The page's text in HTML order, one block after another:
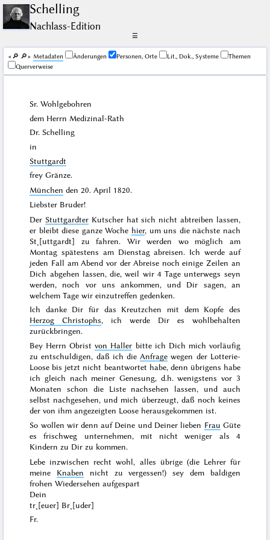
Schelling
Nachlass-Edition
☰
🔎︎ 🔎︎ Me­ta­da­ten Änderungen Personen, Orte Lit., Dok., Systeme
Themen
Querverweise
Sr. Wohlgebohren
dem Herrn Medizinal-Rath
Dr. Schelling
in
Stuttgardt
frey Gränze.
München den 20. April 1820.
Liebster Bruder!
Der Stuttgardter Kutscher hat sich nicht abtreiben lassen,
er bleibt diese ganze Woche hier, um uns die nächste nach
St˖[uttgardt] zu fahren. Wir werden wo möglich am
Montag spätestens am Dienstagabreisen. Ich werde auf
jeden Fall am Abend vor der Abreise noch einige Zeilen an
Dich abgehen lassen, die, weil wir 4 Tage unterwegs seyn
werden, noch vor uns ankommen, und Dir sagen, an
welchem Tage wir einzutreffen gedenken.
Ich danke Dir für das Kreutzchen mit dem Kopfe des
Herzog Christophs, ich werde Dir es wohlbehalten
zurückbringen.
Bey Herrn Obristvon Haller bitte ich Dich mich vorläufig
zu entschuldigen, daß ich dieAnfrage wegen der Lotterie-
Loose bis jetzt nicht beantwortet habe, denn übrigens habe
ich gleich nach meiner Genesung, d.h. wenigstensvor 3
Monaten schon die Liste nachsehen lassen, und auch
selbst nachgesehen, und mich überzeugt, daß noch keines
der von ihm angezeigten Loose herausgekommen ist.
So wollen wir denn auf Deine und Deiner lieben Frau Güte
es frischweg unternehmen, mit nicht weniger als 4
Kindern zu Dir zu kommen.
Lebe inzwischen recht wohl, alles übrige (die Lehrer für
meine Knaben nicht zu vergessen!) sey dem baldigen
frohen Wiedersehen aufgespart
Dein
tr˖[euer] Br˖[uder]
Fr.